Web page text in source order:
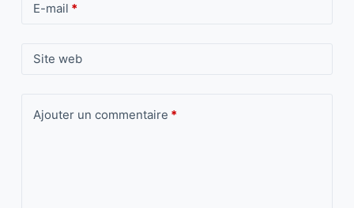
E-mail *
Site web
Ajouter un commentaire *